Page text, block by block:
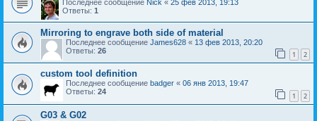
Последнее сообщение Nick « 25 фев 2013, 19:13
Ответы: 1
Mirroring to engrave both side of material
Последнее сообщение James628 « 13 фев 2013, 20:20
Ответы: 26 1 2
custom tool definition
Последнее сообщение badger « 06 янв 2013, 19:47
Ответы: 24 1 2
G03 & G02